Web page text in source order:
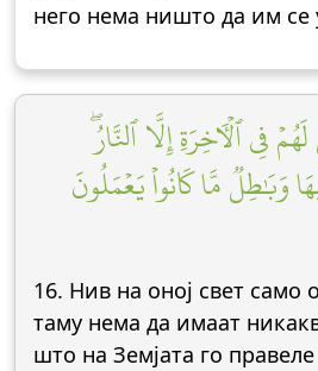
него нема ништо да им се
فِي ٱلۡأٓخِرَةِ إِلَّا ٱلنَّارُۖ
وَبَٰطِلٞ مَّا كَانُواْ يَعۡمَلُونَ
16. Нив на оној свет само
таму нема да имаат
што на Земјата го